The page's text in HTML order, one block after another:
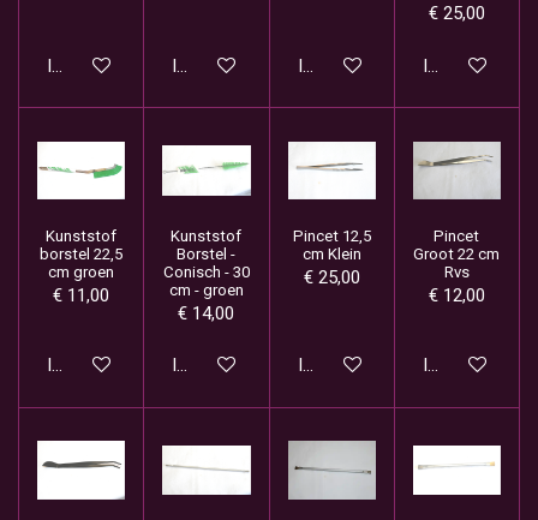
In winkelwagen In winkelwagen In winkelwagen
€ 25,00
In
Kunststof
borstel 22,5
cm groen
€ 11,00
In winkelwagen
Kunststof
Borstel -
Conisch - 30
cm - groen
€ 14,00
In winkelwagen
Pincet 12,5
cm Klein
€ 25,00
In winkelwagen
Pincet
Groot 22 cm
Rvs
€ 12,00
In